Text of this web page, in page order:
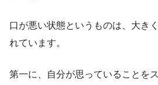
口が悪い状態というものは、大き
れています。
第一に、自分が思っていることを